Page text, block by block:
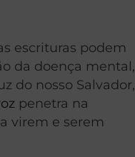
escrituras podem
da doença mental,
do nosso Salvador,
penetra na
virem e serem